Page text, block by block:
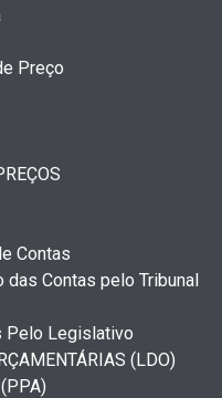
Preço
Contas
Contas pelo Tribunal
Pelo Legislativo
(LDO)